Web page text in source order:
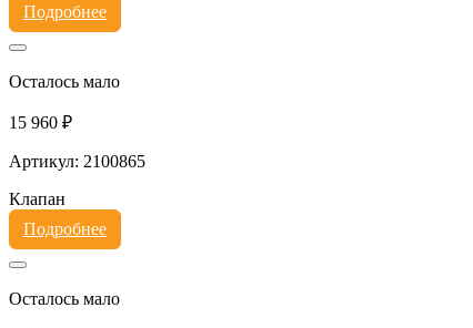
Подробнее
Осталось мало
15 960 ₽
Артикул: 2100865
Клапан
Подробнее
Осталось мало